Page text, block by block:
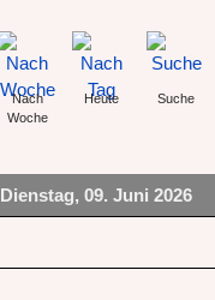
Nach
Woche
Heute Suche
Dienstag, 09. Juni 2026